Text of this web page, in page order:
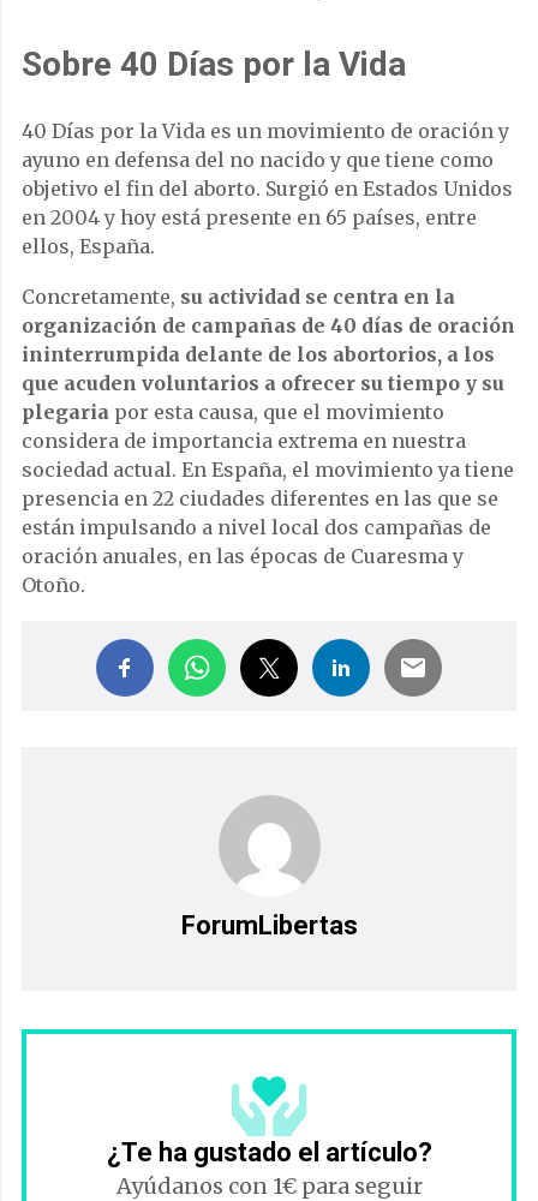
Sobre 40 Días por la Vida
40 Días por la Vida es un movimiento de oración y
ayuno en defensa del no nacido y que tiene como
objetivo el fin del aborto. Surgió en Estados Unidos
en 2004 y hoy está presente en 65 países, entre
ellos, España.
Concretamente, su actividad se centra en la
organización de campañas de 40 días de oración
ininterrumpida delante de los abortorios, a los
que acuden voluntarios a ofrecer su tiempo y su
plegaria por esta causa, que el movimiento
considera de importancia extrema en nuestra
sociedad actual. En España, el movimiento ya tiene
presencia en 22 ciudades diferentes en las que se
están impulsando a nivel local dos campañas de
oración anuales, en las épocas de Cuaresma y
Otoño.
ForumLibertas
¿Te ha gustado el artículo?
Ayúdanos con 1€ para seguir